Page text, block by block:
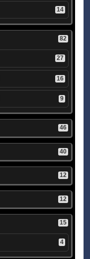
14
82
27
16
9
46
40
12
12
15
4